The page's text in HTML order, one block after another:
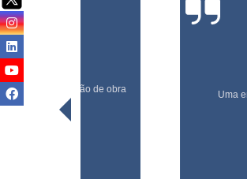
obra
Rogerio
Uma empresa rápida e